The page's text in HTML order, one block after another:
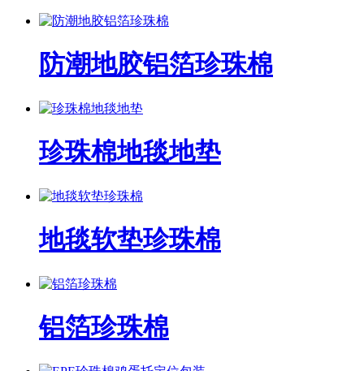
防潮地胶铝箔珍珠棉
珍珠棉地毯地垫
地毯软垫珍珠棉
铝箔珍珠棉